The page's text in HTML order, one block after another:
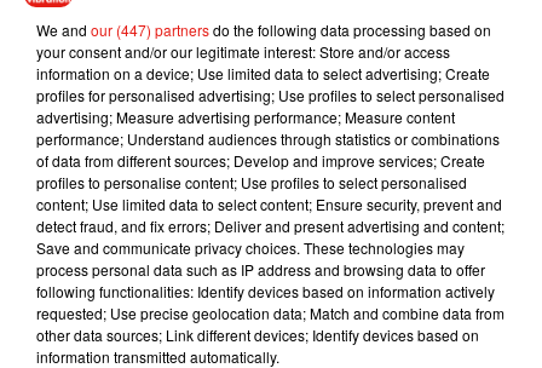
https://t.co/oVVZO68iBU
�a� L’île Simon sera fermée du 13/07 à 21h au 16/07 à
12h.
�a�️ Le 13/07 à 10h, les rues Victor Laloux, Balzac, de la
Dolve et de Bordeaux seront fermées à la circulation. Seuls
les riverains pourront y accéder.
pic.twitter.com/uxgGSb1QrS
— Tours&moi (@villedetours)13 juillet 2018
Musique
We and our (447) partnersdo the following data processing based on
your consent and/or our legitimate interest: Store and/or access
information on a device; Use limited data to select advertising; Create
profiles for personalised advertising; Use profiles to select personalised
advertising; Measure advertising performance; Measure content
performance; Understand audiences through statistics or combinations
of data from different sources; Develop and improve services; Create
profiles to personalise content; Use profiles to select personalised
content; Use limited data to select content; Ensure security, prevent and
detect fraud, and fix errors; Deliver and present advertising and content;
Save and communicate privacy choices. These technologies may
process personal data such as IP address and browsing data to offer
following functionalities: Identify devices based on information actively
requested; Use precise geolocation data; Match and combine data from
other data sources; Link different devices; Identify devices based on
information transmitted automatically.